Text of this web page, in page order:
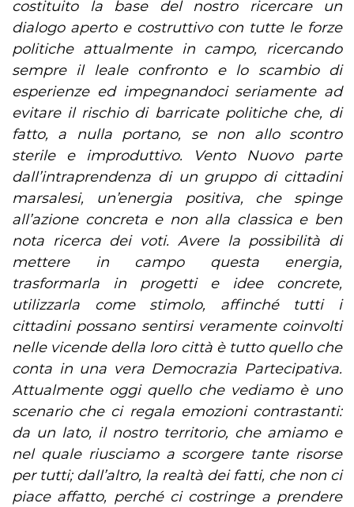
costituito la base del nostro ricercare un
dialogo aperto e costruttivo con tutte le forze
politiche attualmente in campo, ricercando
sempre il leale confronto e lo scambio di
esperienze ed impegnandoci seriamente ad
evitare il rischio di barricate politiche che, di
fatto, a nulla portano, se non allo scontro
sterile e improduttivo. Vento Nuovo parte
dall’intraprendenza di un gruppo di cittadini
marsalesi, un’energia positiva, che spinge
all’azione concreta e non alla classica e ben
nota ricerca dei voti. Avere la possibilità di
mettere in campo questa energia,
trasformarla in progetti e idee concrete,
utilizzarla come stimolo, affinché tutti i
cittadini possano sentirsi veramente coinvolti
nelle vicende della loro città è tutto quello che
conta in una vera Democrazia Partecipativa.
Attualmente oggi quello che vediamo è uno
scenario che ci regala emozioni contrastanti:
da un lato, il nostro territorio, che amiamo e
nel quale riusciamo a scorgere tante risorse
per tutti; dall’altro, la realtà dei fatti, che non ci
piace affatto, perché ci costringe a prendere